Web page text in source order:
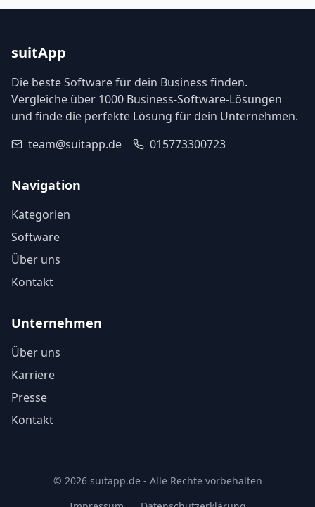
suitApp
Die beste Software für dein Business finden.
Vergleiche über 1000 Business-Software-Lösungen
und finde die perfekte Lösung für dein Unternehmen.
team@suitapp.de
015773300723
Navigation
Kategorien
Software
Über uns
Kontakt
Unternehmen
Über uns
Karriere
Presse
Kontakt
© 2026 suitapp.de - Alle Rechte vorbehalten